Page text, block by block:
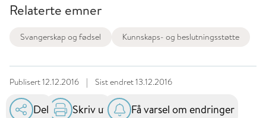
Relaterte emner
Svangerskap og fødsel Kunnskaps- og beslutningsstøtte
Publisert12.12.2016 | Sist endret13.12.2016
Del Skriv ut Få varsel om endringer